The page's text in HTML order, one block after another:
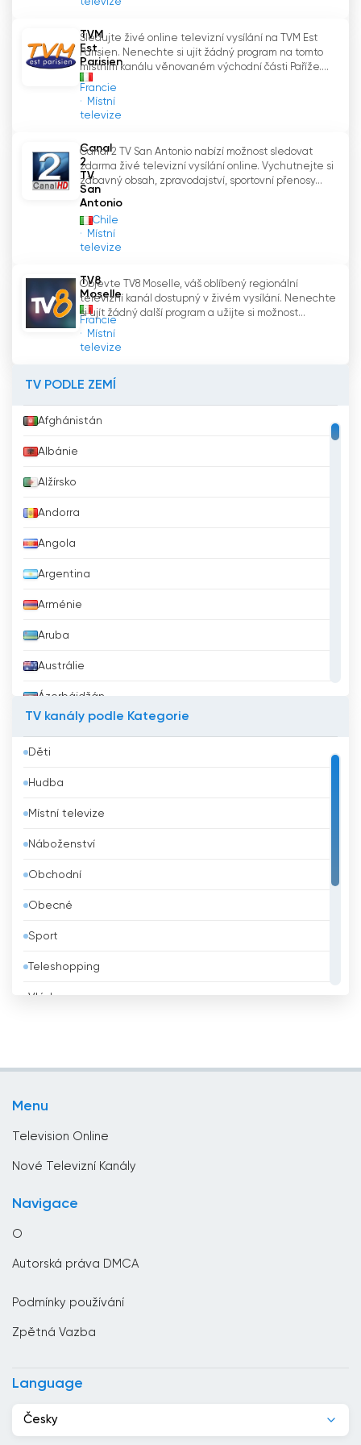
prostřednictvím tradiční televize, tak i na svých
mohou diváci sledovat televizi online zdarma,
aniž by museli být nutně u své televize.
Telegenova Sledujte živé vysílání live
TVM
Est
Parisien
Francie
Místní
televize
Sledujte živé online televizní vysílání na TVM Est
Parisien. Nenechte si ujít žádný program na tomto
místním kanálu věnovaném východní části Paříže....
Canal
2
TV
San
Antonio
Chile
Místní
televize
Canal 2 TV San Antonio nabízí možnost sledovat
zdarma živé televizní vysílání online. Vychutnejte si
zábavný obsah, zpravodajství, sportovní přenosy...
TV8
Moselle
Francie
Místní
televize
Objevte TV8 Moselle, váš oblíbený regionální
televizní kanál dostupný v živém vysílání. Nenechte
si ujít žádný další program a užijte si možnost...
TV PODLE ZEMÍ
Afghánistán
Albánie
Alžírsko
Andorra
Angola
Argentina
Arménie
Aruba
Austrálie
Ázerbájdžán
Bangladéš
Barbados
Belgie
Belize
Bělorusko
Benin
Bhútán
Bolívie
Čínská republika
TV kanály podle Kategorie
Děti
Hudba
Místní televize
Náboženství
Obchodní
Obecné
Sport
Teleshopping
Vláda
Menu
Television Online
Nové Televizní Kanály
Navigace
O
Autorská práva DMCA
Podmínky používání
Zpětná Vazba
Language
Česky